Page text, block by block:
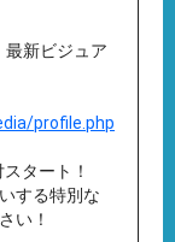
最新ビジュア
profile.php
タート！
する特別な
い！